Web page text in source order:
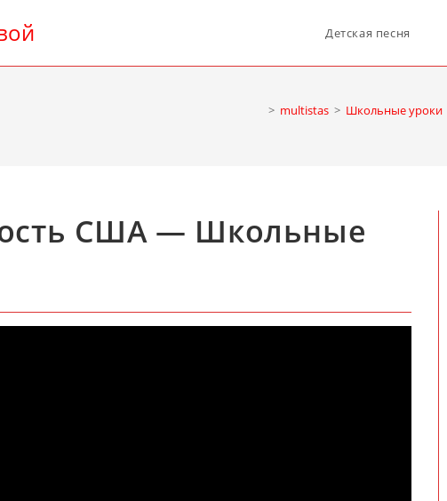
Детская песня
> multistas > Школьные уроки
США — Школьные